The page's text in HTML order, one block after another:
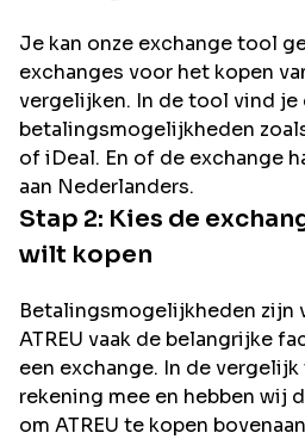
Je kan onze exchange tool
exchanges voor het kopen
vergelijken. In de tool vind je
betalingsmogelijkheden
of iDeal. En of de exchange
aan Nederlanders.
Stap 2: Kies de
wilt kopen
Betalingsmogelijkheden zijn
ATREU vaak de belangrijke
een exchange. In de
rekening mee en hebben wij
om ATREU te kopen